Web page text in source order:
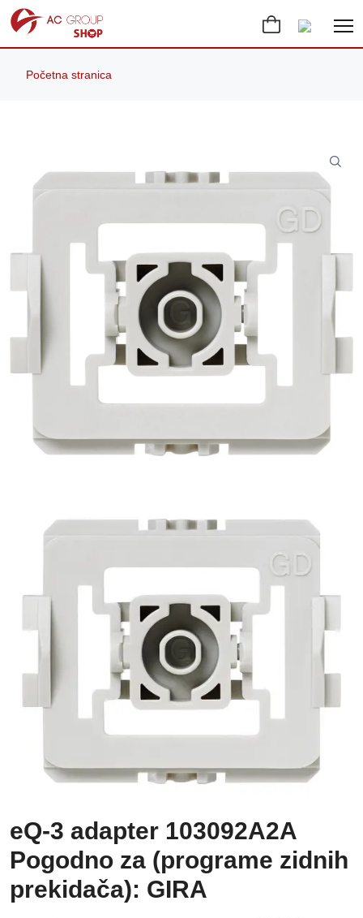
Početna stranica
eQ-3 adapter 103092A2A
Pogodno za (programe zidnih
prekidača): GIRA